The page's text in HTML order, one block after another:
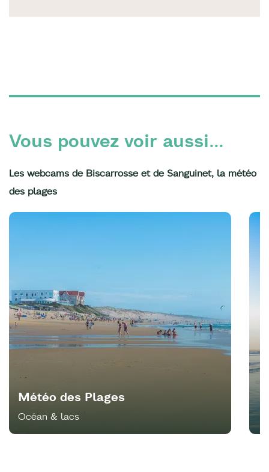
Vous pouvez voir aussi...
Les webcams de Biscarrosse et de Sanguinet, la météo
des plages
Météo des Plages
Océan & lacs